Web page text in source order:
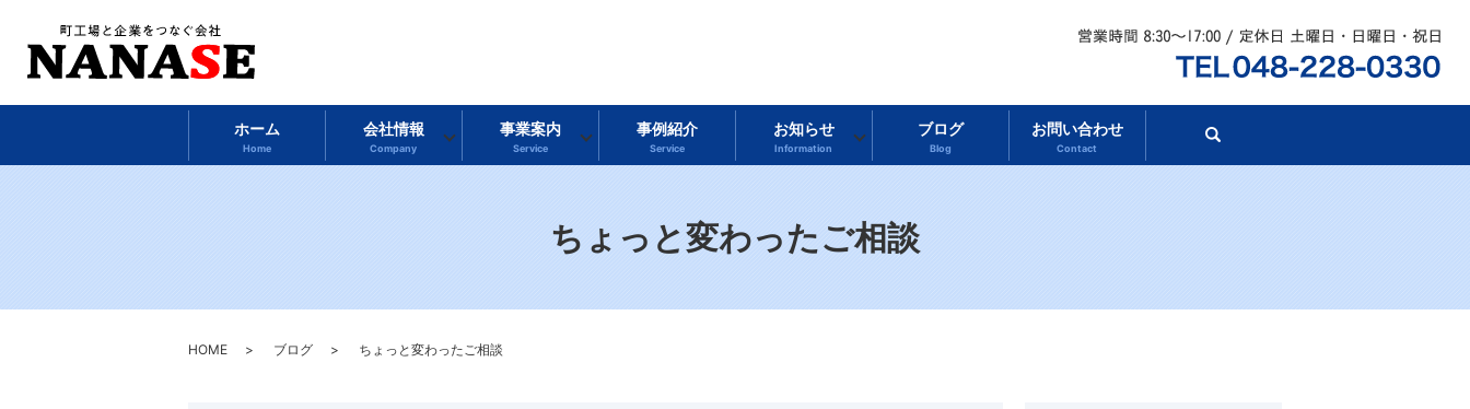
ホーム
Home
会社情報
Company
事業案内
Service
事例紹介
Service
お知らせ
Information
ブログ
Blog
お問い合わせ
Contact search
ちょっと変わったご相談
HOME ブログ ちょっと変わったご相談